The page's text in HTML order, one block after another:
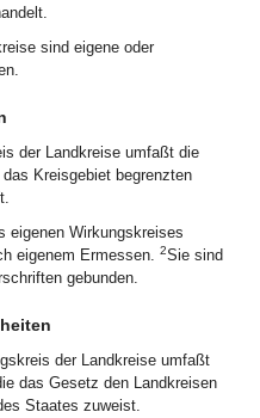
sind eigene oder
der Landkreise umfaßt die
Kreisgebiet begrenzten
eigenen Wirkungskreises
eigenem Ermessen. 2Sie sind
gebunden.
der Landkreise umfaßt
das Gesetz den Landkreisen
Staates zuweist.